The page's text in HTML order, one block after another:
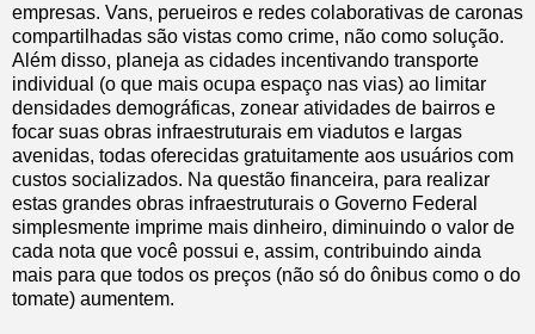
empresas. Vans, perueiros e redes colaborativas de caronas
compartilhadas são vistas como crime, não como solução.
Além disso, planeja as cidades incentivando transporte
individual (o que mais ocupa espaço nas vias) ao limitar
densidades demográficas, zonear atividades de bairros e
focar suas obras infraestruturais em viadutos e largas
avenidas, todas oferecidas gratuitamente aos usuários com
custos socializados. Na questão financeira, para realizar
estas grandes obras infraestruturais o Governo Federal
simplesmente imprime mais dinheiro, diminuindo o valor de
cada nota que você possui e, assim, contribuindo ainda
mais para que todos os preços (não só do ônibus como o do
tomate) aumentem.